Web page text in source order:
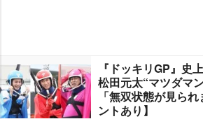
『ドッキリGP』史
松田元太“マツダマ
「無双状態が見ら
ントあり】